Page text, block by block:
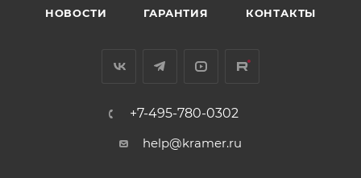
НОВОСТИ ГАРАНТИЯ КОНТАКТЫ
+7-495-780-0302
help@kramer.ru